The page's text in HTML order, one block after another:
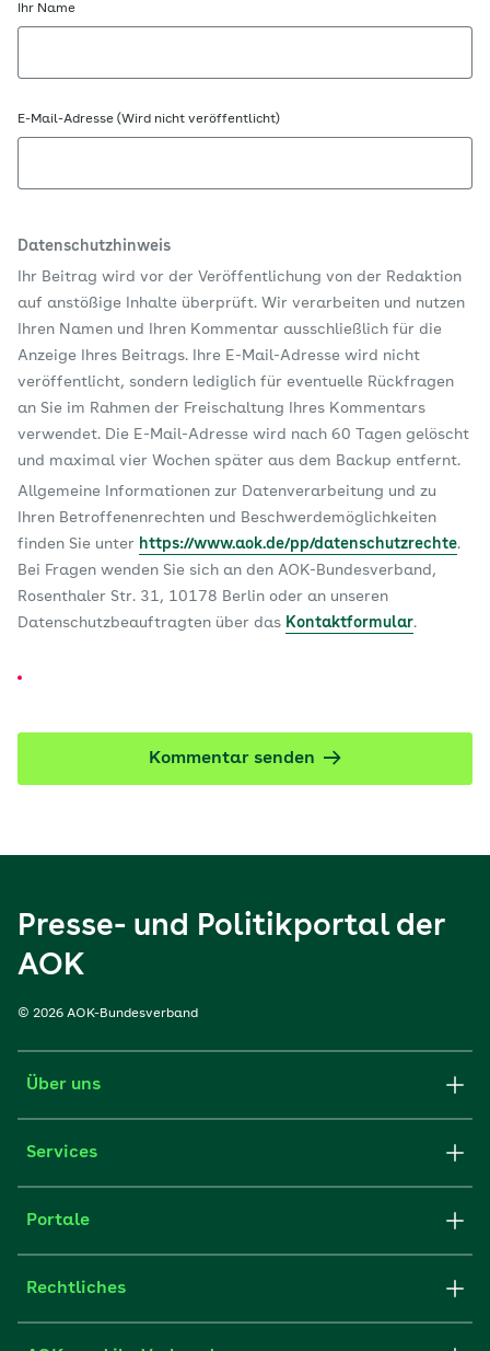
Ihr Name
E-Mail-Adresse (Wird nicht veröffentlicht)
Datenschutzhinweis
Ihr Beitrag wird vor der Veröffentlichung von der Redaktion
auf anstößige Inhalte überprüft. Wir verarbeiten und nutzen
Ihren Namen und Ihren Kommentar ausschließlich für die
Anzeige Ihres Beitrags. Ihre E-Mail-Adresse wird nicht
veröffentlicht, sondern lediglich für eventuelle Rückfragen
an Sie im Rahmen der Freischaltung Ihres Kommentars
verwendet. Die E-Mail-Adresse wird nach 60 Tagen gelöscht
und maximal vier Wochen später aus dem Backup entfernt.
Allgemeine Informationen zur Datenverarbeitung und zu
Ihren Betroffenenrechten und Beschwerdemöglichkeiten
finden Sie unter https://www.aok.de/pp/datenschutzrechte.
Bei Fragen wenden Sie sich an den AOK-Bundesverband,
Rosenthaler Str. 31, 10178 Berlin oder an unseren
Datenschutzbeauftragten über das Kontaktformular.
Kommentar senden
Presse- und Politikportal der
AOK
© 2026 AOK-Bundesverband
Über uns
Services
Portale
Rechtliches